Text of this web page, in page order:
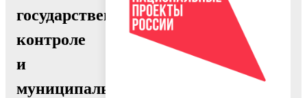
государственном
контроле
и
муниципальном